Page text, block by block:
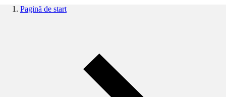
Pagină de start